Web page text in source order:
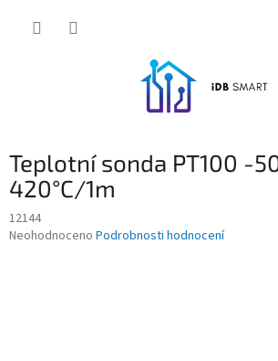
Teplotní sonda PT100 -
420°C/1m
12144
Průměrné
Neohodnoceno Podrobnosti hodnocení